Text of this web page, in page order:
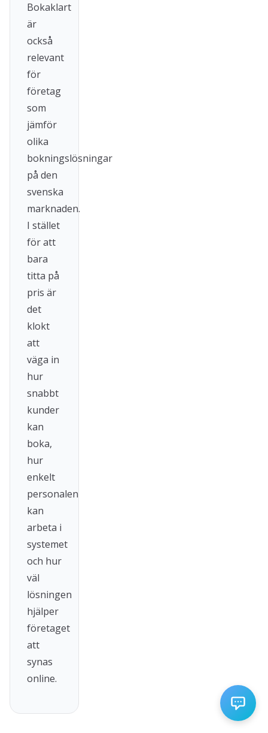
Bokaklart
är
också
relevant
för
företag
som
jämför
olika
bokningslösningar
på den
svenska
marknaden.
I stället
för att
bara
titta på
pris är
det
klokt
att
väga in
hur
snabbt
kunder
kan
boka,
hur
enkelt
personalen
kan
arbeta i
systemet
och hur
väl
lösningen
hjälper
företaget
att
synas
online.